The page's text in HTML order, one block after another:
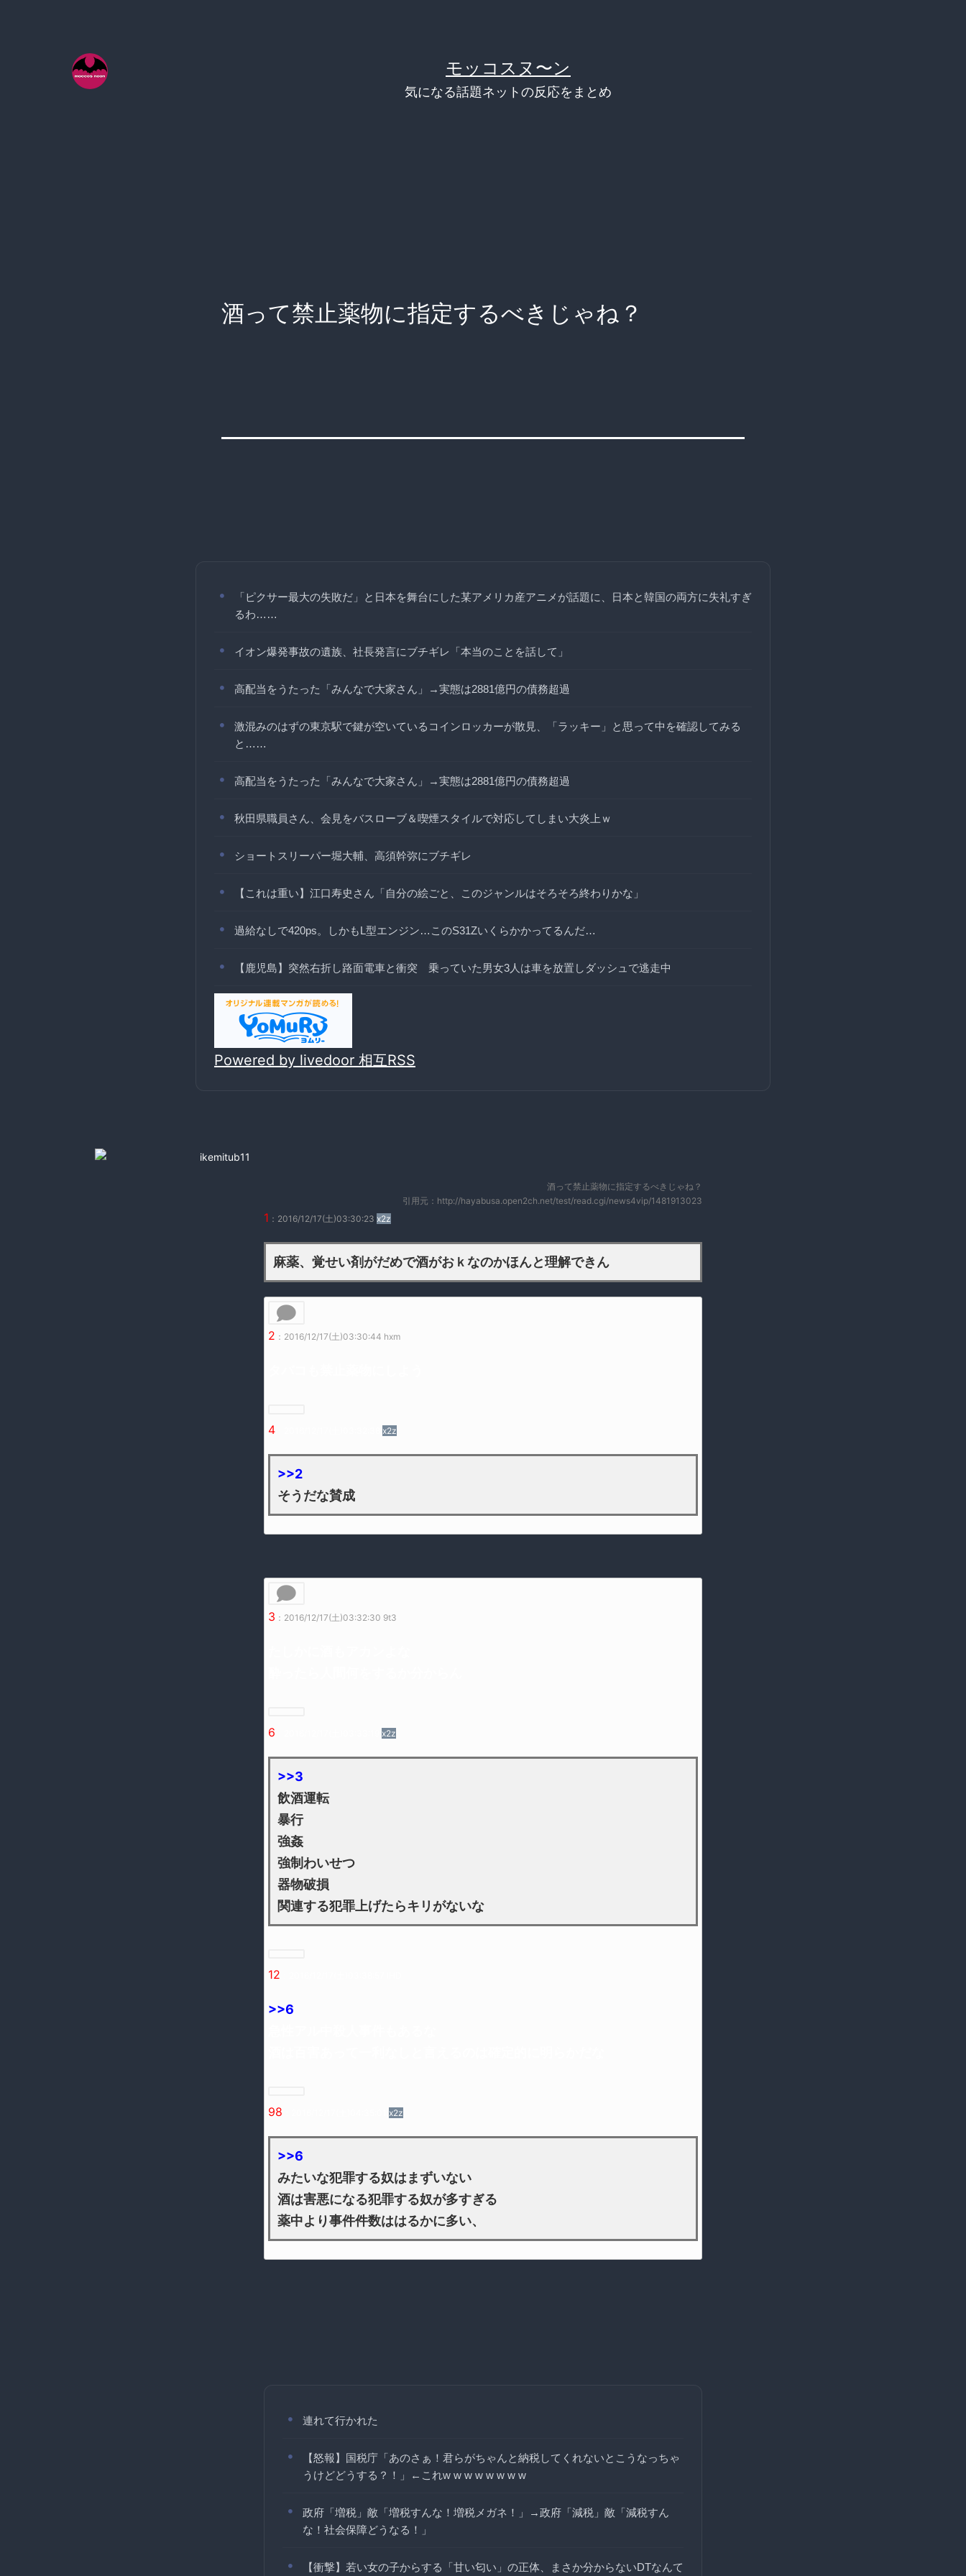
モッコスヌ〜ン
気になる話題ネットの反応をまとめ
酒って禁止薬物に指定するべきじゃね？
「ピクサー最大の失敗だ」と日本を舞台にした某アメリカ産アニメが話題に、日本と韓国の両方に失礼すぎ
るわ……
イオン爆発事故の遺族、社長発言にブチギレ「本当のことを話して」
高配当をうたった「みんなで大家さん」→実態は2881億円の債務超過
激混みのはずの東京駅で鍵が空いているコインロッカーが散見、「ラッキー」と思って中を確認してみる
と……
高配当をうたった「みんなで大家さん」→実態は2881億円の債務超過
秋田県職員さん、会見をバスローブ＆喫煙スタイルで対応してしまい大炎上ｗ
ショートスリーパー堀大輔、高須幹弥にブチギレ
【これは重い】江口寿史さん「自分の絵ごと、このジャンルはそろそろ終わりかな」
過給なしで420ps。しかもL型エンジン…このS31Zいくらかかってるんだ…
【鹿児島】突然右折し路面電車と衝突 乗っていた男女3人は車を放置しダッシュで逃走中
Powered by livedoor 相互RSS
酒って禁止薬物に指定するべきじゃね？
引用元：http://hayabusa.open2ch.net/test/read.cgi/news4vip/1481913023
1 ：2016/12/17(土)03:30:23 x2z
麻薬、覚せい剤がだめで酒がおｋなのかほんと理解できん
2 ：2016/12/17(土)03:30:44 hxm
4 x2z
>>2
そうだな賛成
3 ：2016/12/17(土)03:32:30 9t3
6 x2z
>>3
飲酒運転
暴行
強姦
強制わいせつ
器物破損
関連する犯罪上げたらキリがないな
12
>>6
98 x2z
>>6
みたいな犯罪する奴はまずいない
酒は害悪になる犯罪する奴が多すぎる
薬中より事件件数ははるかに多い、
連れて行かれた
【怒報】国税庁「あのさぁ！君らがちゃんと納税してくれないとこうなっちゃ
うけどどうする？！」←これw w w w w w w w
政府「増税」敵「増税すんな！増税メガネ！」→政府「減税」敵「減税すん
な！社会保障どうなる！」
【衝撃】若い女の子からする「甘い匂い」の正体、まさか分からないDTなんて